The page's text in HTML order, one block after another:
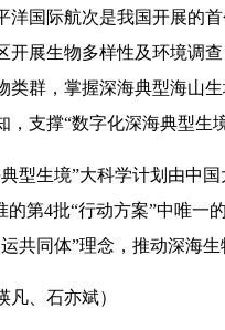
洋国际航次是我国开展的
开展生物多样性及环境调
类群，掌握深海典型海山
，支撑“数字化深海典型生
型生境”大科学计划由中
的第4批“行动方案”中唯
共同体”理念，推动深海
凡、石亦斌）